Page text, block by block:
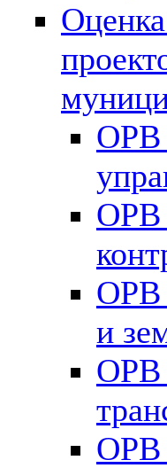
ОРВ
ОРВ
ОРВ
и
ОРВ
ОРВ